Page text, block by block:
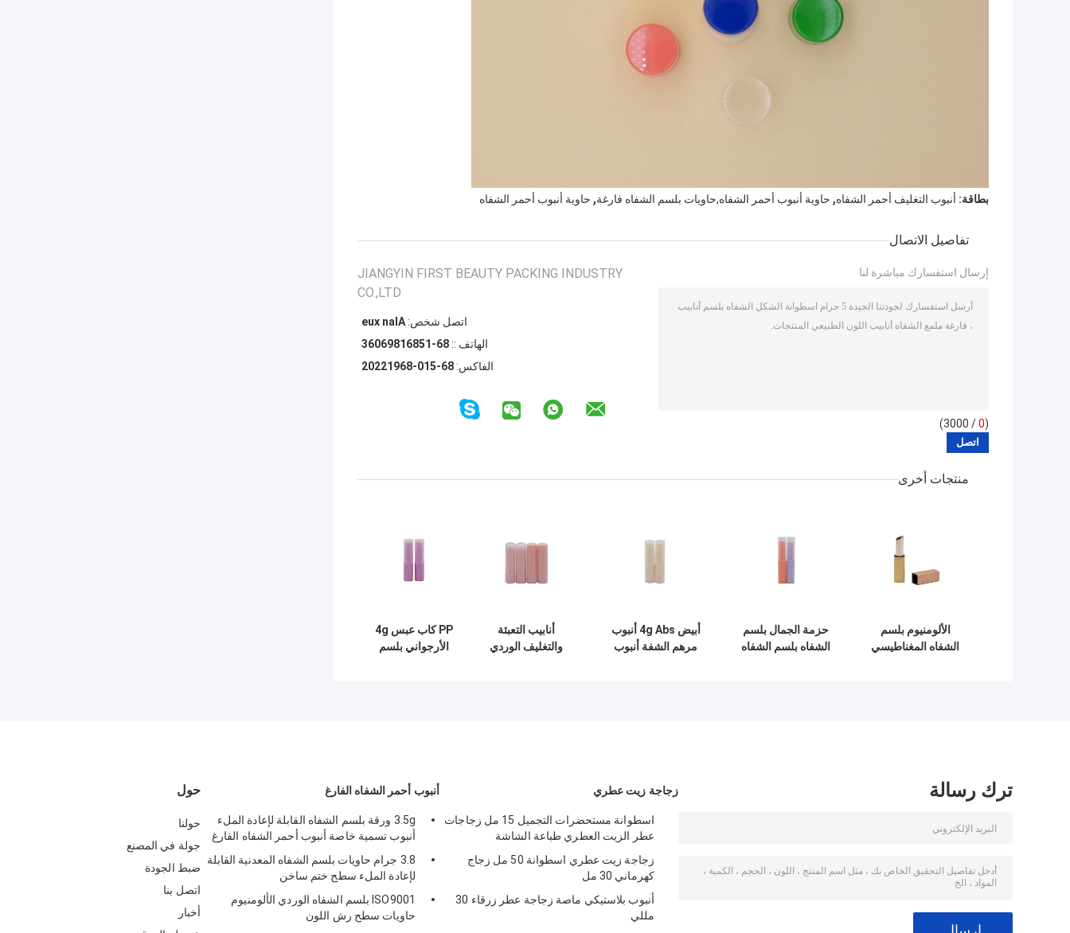
بطاقة: أنبوب التغليف أحمر الشفاه, حاوية أنبوب أحمر الشفاه,حاويات بلسم الشفاه فارغة, حاوية أنبوب أحمر الشفاه
تفاصيل الاتصال
JIANGYIN FIRST BEAUTY PACKING INDUSTRY
CO.,LTD
اتصل شخص:Alan xue
الهاتف :: 86-15861896063
الفاكس: 86-510-86912202
إرسال استفسارك مباشرة لنا
(
0
/ 3000)
منتجات أخرى
الألومنيوم بلسم
الشفاه المغناطيسي
حزمة الجمال بلسم
الشفاه بلسم الشفاه
أبيض 4g Abs أنبوب
مرهم الشفة أنبوب
أنابيب التعبئة
والتغليف الوردي
PP كاب عبس 4g
الأرجواني بلسم
حول
حولنا
جولة في المصنع
ضبط الجودة
اتصل بنا
أخبار
أنبوب أحمر الشفاه الفارغ
3.5g ورقة بلسم الشفاه القابلة لإعادة الملء
أنبوب تسمية خاصة أنبوب أحمر الشفاه الفارغ
3.8 جرام حاويات بلسم الشفاه المعدنية القابلة
لإعادة الملء سطح ختم ساخن
ISO9001 بلسم الشفاه الوردي الألومنيوم
حاويات سطح رش اللون
زجاجة زيت عطري
اسطوانة مستحضرات التجميل 15 مل زجاجات
عطر الزيت العطري طباعة الشاشة
زجاجة زيت عطري اسطوانة 50 مل زجاج
كهرماني 30 مل
أنبوب بلاستيكي ماصة زجاجة عطر زرقاء 30
مللي
ترك رسالة